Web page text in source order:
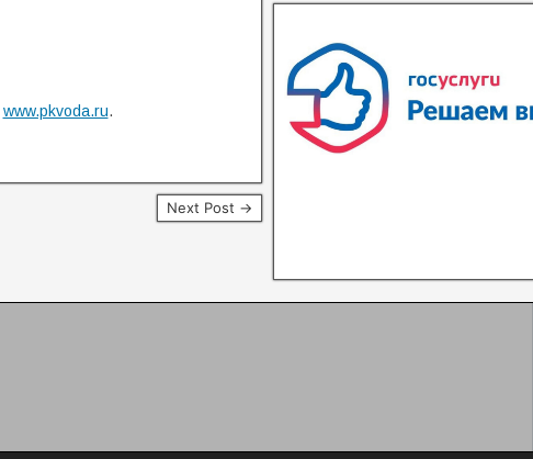
www.pkvoda.ru.
Next Post →
В квитанциях ошибки, в
сотрудники управляющей хамят?
Расскажите о проблемах с ЖКХ